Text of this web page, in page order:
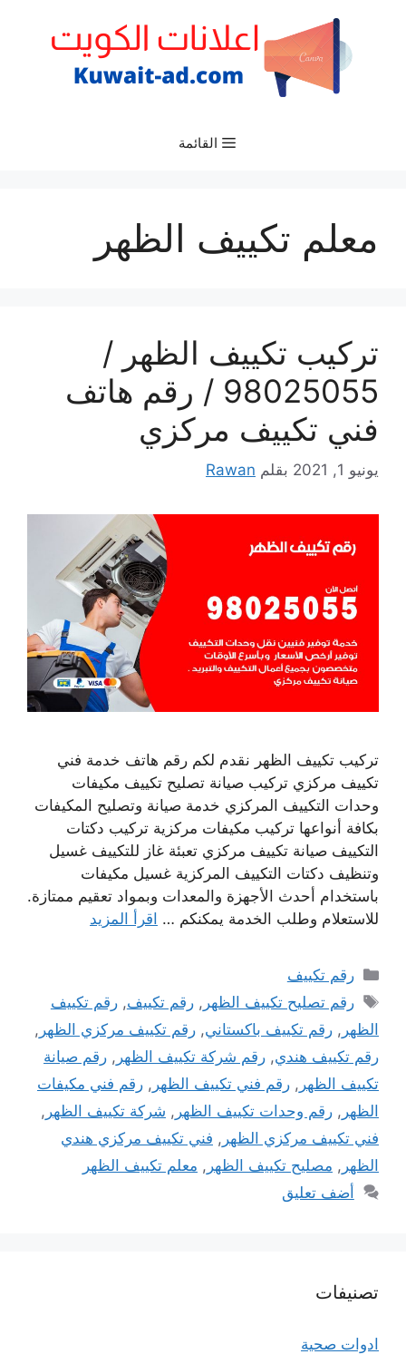
القائمة
معلم تكييف الظهر
تركيب تكييف الظهر /
98025055 / رقم هاتف
فني تكييف مركزي
يونيو 1, 2021 بقلم Rawan
تركيب تكييف الظهر نقدم لكم رقم هاتف خدمة فني
تكييف مركزي تركيب صيانة تصليح تكييف مكيفات
وحدات التكييف المركزي خدمة صيانة وتصليح المكيفات
بكافة أنواعها تركيب مكيفات مركزية تركيب دكتات
التكييف صيانة تكييف مركزي تعبئة غاز للتكييف غسيل
وتنظيف دكتات التكييف المركزية غسيل مكيفات
باستخدام أحدث الأجهزة والمعدات وبمواد تعقيم ممتازة.
للاستعلام وطلب الخدمة يمكنكم … اقرأ المزيد
التصنيفات
رقم تكييف
الوسوم
رقم تصليح تكييف الظهر ,رقم تكييف,رقم تكييف
الظهر , رقم تكييف باكستاني, رقم تكييف مركزي الظهر ,
رقم تكييف هندي, رقم شركة تكييف الظهر , رقم صيانة
تكييف الظهر , رقم فني تكييف الظهر , رقم فني مكيفات
الظهر , رقم وحدات تكييف الظهر , شركة تكييف الظهر ,
فني تكييف مركزي الظهر , فني تكييف مركزي هندي
الظهر , مصليح تكييف الظهر , معلم تكييف الظهر
أضف تعليق
تصنيفات
ادوات صحية